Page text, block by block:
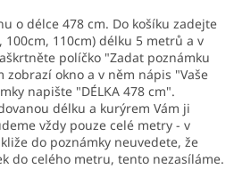
o délce 478 cm. Do košíku zadejte
100cm, 110cm) délku 5 metrů a v
políčko "Zadat poznámku
zobrazí okno a v něm nápis "Vaše
napište "DÉLKA 478 cm".
délku a kurýrem Vám ji
vždy pouze celé metry - v
do poznámky neuvedete, že
do celého metru, tento nezasíláme.